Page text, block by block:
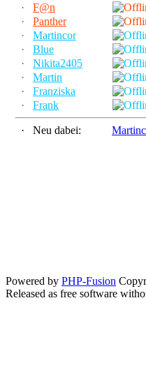
·
F@n
·
Panther
·
Martincor
·
Blue
·
Nikita2405
·
Martin
·
Franziska
·
Frank
· Neu dabei:
Powered by PHP-Fusion
Released as free software